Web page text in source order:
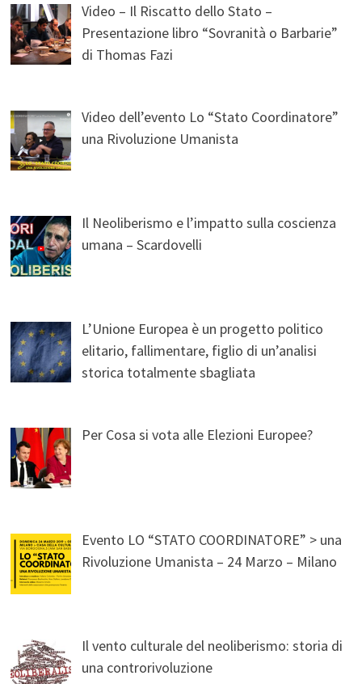
Video – Il Riscatto dello Stato –
Presentazione libro “Sovranità o Barbarie”
di Thomas Fazi
Video dell’evento Lo “Stato Coordinatore”
una Rivoluzione Umanista
Il Neoliberismo e l’impatto sulla coscienza
umana – Scardovelli
L’Unione Europea è un progetto politico
elitario, fallimentare, figlio di un’analisi
storica totalmente sbagliata
Per Cosa si vota alle Elezioni Europee?
Evento LO “STATO COORDINATORE” > una
Rivoluzione Umanista – 24 Marzo – Milano
Il vento culturale del neoliberismo: storia di
una controrivoluzione